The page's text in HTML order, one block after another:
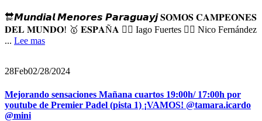
🔛𝙈𝙪𝙣𝙙𝙞𝙖𝙡 𝙈𝙚𝙣𝙤𝙧𝙚𝙨 𝙋𝙖𝙧𝙖𝙜𝙪𝙖𝙮𝙟 𝐒𝐎𝐌𝐎𝐒 𝐂𝐀𝐌𝐏𝐄𝐎𝐍𝐄𝐒
𝐃𝐄𝐋 𝐌𝐔𝐍𝐃𝐎! 🥇 𝐄𝐒𝐏𝐀Ñ𝐀 👉🏽 Iago Fuertes 👉🏽 Nico Fernández
... Lee mas
28Feb02/28/2024
Mejorando sensaciones Mañana cuartos 19:00h/ 17:00h por
youtube de Premier Padel (pista 1) ¡VAMOS! @tamara.icardo
@mini